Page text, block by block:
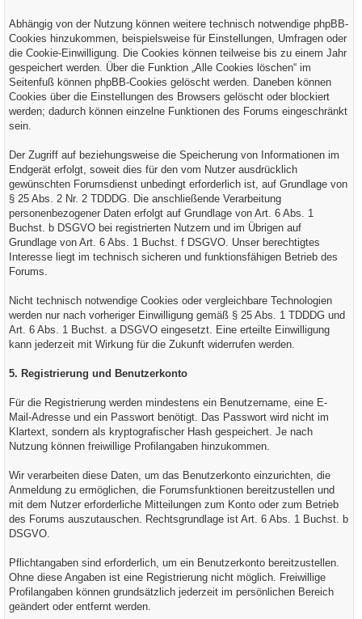
Abhängig von der Nutzung können weitere technisch notwendige phpBB-
Cookies hinzukommen, beispielsweise für Einstellungen, Umfragen oder
die Cookie-Einwilligung. Die Cookies können teilweise bis zu einem Jahr
gespeichert werden. Über die Funktion „Alle Cookies löschen“ im
Seitenfuß können phpBB-Cookies gelöscht werden. Daneben können
Cookies über die Einstellungen des Browsers gelöscht oder blockiert
werden; dadurch können einzelne Funktionen des Forums eingeschränkt
sein.
Der Zugriff auf beziehungsweise die Speicherung von Informationen im
Endgerät erfolgt, soweit dies für den vom Nutzer ausdrücklich
gewünschten Forumsdienst unbedingt erforderlich ist, auf Grundlage von
§ 25 Abs. 2 Nr. 2 TDDDG. Die anschließende Verarbeitung
personenbezogener Daten erfolgt auf Grundlage von Art. 6 Abs. 1
Buchst. b DSGVO bei registrierten Nutzern und im Übrigen auf
Grundlage von Art. 6 Abs. 1 Buchst. f DSGVO. Unser berechtigtes
Interesse liegt im technisch sicheren und funktionsfähigen Betrieb des
Forums.
Nicht technisch notwendige Cookies oder vergleichbare Technologien
werden nur nach vorheriger Einwilligung gemäß § 25 Abs. 1 TDDDG und
Art. 6 Abs. 1 Buchst. a DSGVO eingesetzt. Eine erteilte Einwilligung
kann jederzeit mit Wirkung für die Zukunft widerrufen werden.
5. Registrierung und Benutzerkonto
Für die Registrierung werden mindestens ein Benutzername, eine E-
Mail-Adresse und ein Passwort benötigt. Das Passwort wird nicht im
Klartext, sondern als kryptografischer Hash gespeichert. Je nach
Nutzung können freiwillige Profilangaben hinzukommen.
Wir verarbeiten diese Daten, um das Benutzerkonto einzurichten, die
Anmeldung zu ermöglichen, die Forumsfunktionen bereitzustellen und
mit dem Nutzer erforderliche Mitteilungen zum Konto oder zum Betrieb
des Forums auszutauschen. Rechtsgrundlage ist Art. 6 Abs. 1 Buchst. b
DSGVO.
Pflichtangaben sind erforderlich, um ein Benutzerkonto bereitzustellen.
Ohne diese Angaben ist eine Registrierung nicht möglich. Freiwillige
Profilangaben können grundsätzlich jederzeit im persönlichen Bereich
geändert oder entfernt werden.